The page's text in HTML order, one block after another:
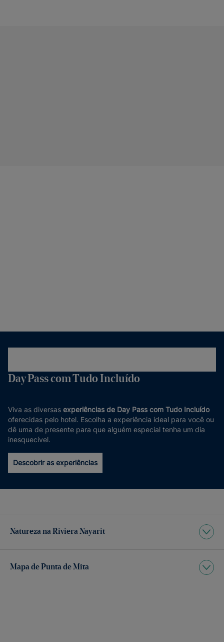
Day Pass com Tudo Incluído
Viva as diversas experiências de Day Pass com Tudo Incluído
oferecidas pelo hotel. Escolha a experiência ideal para você ou
dê uma de presente para que alguém especial tenha um dia
inesquecível.
Descobrir as experiências
Natureza na Riviera Nayarit
Mapa de Punta de Mita